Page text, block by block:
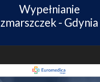
Wypełnianie
zmarszczek - Gdynia